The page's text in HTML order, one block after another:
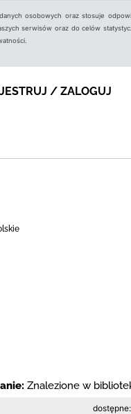
osobowych oraz stosuje
serwisów oraz do celów
/ ZALOGUJ
Znalezione w
dostępne: